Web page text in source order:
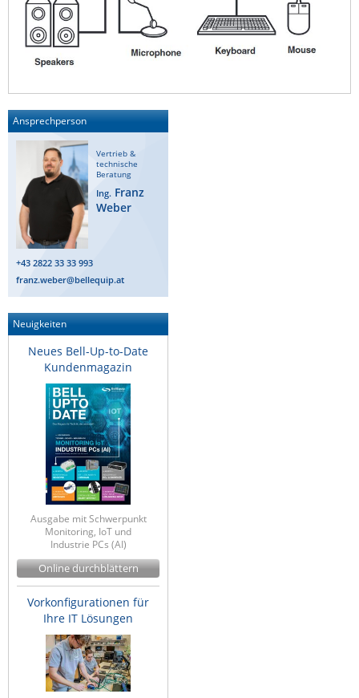
Ansprechperson
Vertrieb &
technische
Beratung
Ing. Franz
Weber
+43 2822 33 33 993
franz.weber@bellequip.at
Neuigkeiten
Neues Bell-Up-to-Date
Kundenmagazin
Ausgabe mit Schwerpunkt
Monitoring, IoT und
Industrie PCs (AI)
Online durchblättern
Vorkonfigurationen für
Ihre IT Lösungen